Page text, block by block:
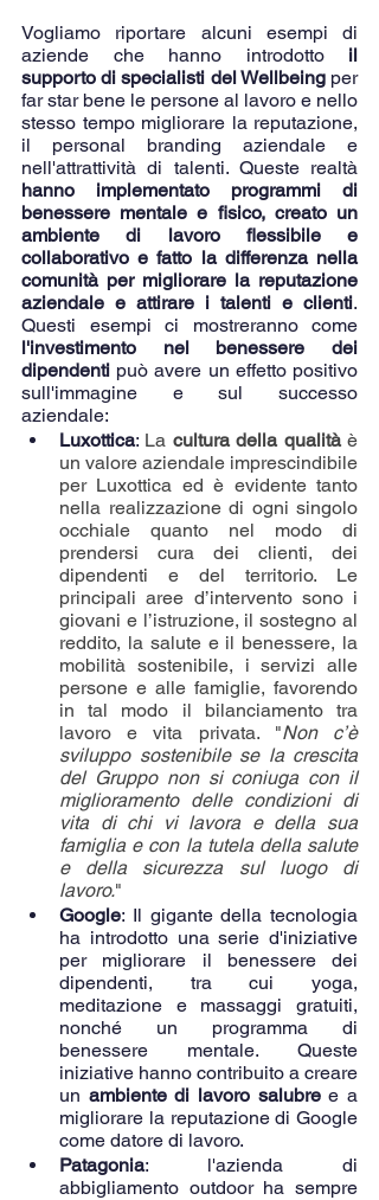
Vogliamo riportare alcuni esempi di
aziende che hanno introdotto il
supporto di specialisti del Wellbeing per
far star bene le persone al lavoro e nello
stesso tempo migliorare la reputazione,
il personal branding aziendale e
hanno implementato programmi di
benessere mentale e fisico, creato un
ambiente di lavoro flessibile e
collaborativo e fatto la differenza nella
comunità per migliorare la reputazione
aziendale e attirare i talenti e clienti.
l'investimento nel benessere dei
dipendenti può avere un effetto positivo
sull'immagine e sul successo
aziendale:
Luxottica: La cultura della qualità è
un valore aziendale imprescindibile
per Luxottica ed è evidente tanto
nella realizzazione di ogni singolo
occhiale quanto nel modo di
prendersi cura dei clienti, dei
dipendenti e del territorio. Le
principali aree d’intervento sono i
giovani e l’istruzione, il sostegno al
reddito, la salute e il benessere, la
mobilità sostenibile, i servizi alle
persone e alle famiglie, favorendo
in tal modo il bilanciamento tra
lavoro e vita privata. "Non c’è
sviluppo sostenibile se la crescita
del Gruppo non si coniuga con il
miglioramento delle condizioni di
vita di chi vi lavora e della sua
famiglia e con la tutela della salute
e della sicurezza sul luogo di
lavoro."
Google: Il gigante della tecnologia
ha introdotto una serie d'iniziative
per migliorare il benessere dei
dipendenti, tra cui yoga,
meditazione e massaggi gratuiti,
nonché un programma di
benessere mentale. Queste
iniziative hanno contribuito a creare
un ambiente di lavoro salubre e a
migliorare la reputazione di Google
come datore di lavoro.
Patagonia: l'azienda di
abbigliamento outdoor ha sempre